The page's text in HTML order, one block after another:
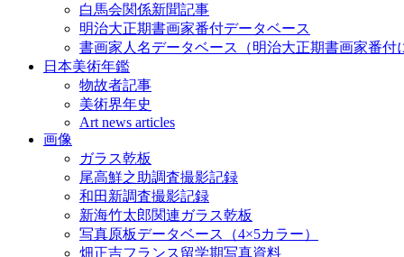
白馬会関係新聞記事
明治大正期書画家番付データベース
書画家人名データベース（明治大正期書画家番付
日本美術年鑑
物故者記事
美術界年史
Art news articles
画像
ガラス乾板
尾高鮮之助調査撮影記録
和田新調査撮影記録
新海竹太郎関連ガラス乾板
写真原板データベース（4×5カラー）
畑正吉フランス留学期写真資料